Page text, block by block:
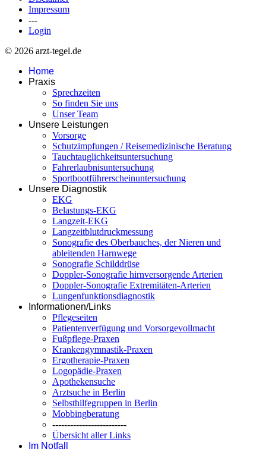
Impressum
---
Login
© 2026 arzt-tegel.de
Home
Praxis
Sprechzeiten
So finden Sie uns
Unser Team
Unsere Leistungen
Vorsorge
Schutzimpfungen / Reisemedizinische Beratung
Tauchtauglichkeitsuntersuchung
Fahrerlaubnisuntersuchung
Sportbootführerscheinuntersuchung
Unsere Diagnostik
EKG
Belastungs-EKG
Langzeit-EKG
Langzeitblutdruckmessung
Sonografie des Oberbauches, der Nieren und
ableitenden Harnwege
Sonografie Schilddrüse
Doppler-Sonografie hirnversorgende Arterien
Doppler-Sonografie Extremitäten-Arterien
Lungenfunktionsdiagnostik
Informationen/Links
Pflegeseiten
Patientenverfügung und Vorsorgevollmacht
Fußpflege-Praxen
Krankengymnastik-Praxen
Ergotherapie-Praxen
Logopädie-Praxen
Apothekensuche
Arztsuche in Berlin
Selbsthilfegruppen in Berlin
Mobbingberatung
-------------------------
Übersicht aller Links
Im Notfall